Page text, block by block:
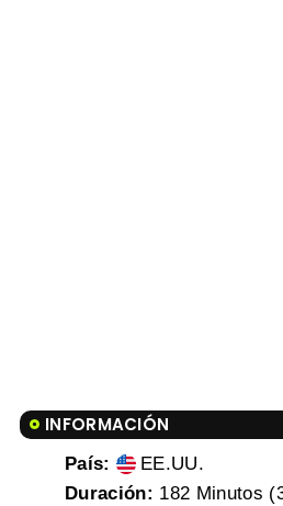
INFORMACIÓN
País:
EE.UU.
Duración: 182 Minutos